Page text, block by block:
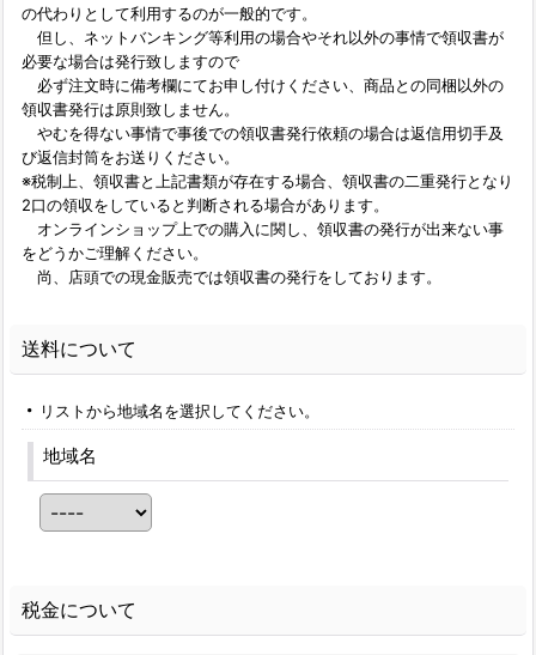
の代わりとして利用するのが一般的です。
但し、ネットバンキング等利用の場合やそれ以外の事情で領収書が
必要な場合は発行致しますので
必ず注文時に備考欄にてお申し付けください、商品との同梱以外の
領収書発行は原則致しません。
やむを得ない事情で事後での領収書発行依頼の場合は返信用切手及
び返信封筒をお送りください。
※税制上、領収書と上記書類が存在する場合、領収書の二重発行となり
2口の領収をしていると判断される場合があります。
オンラインショップ上での購入に関し、領収書の発行が出来ない事
をどうかご理解ください。
尚、店頭での現金販売では領収書の発行をしております。
送料について
リストから地域名を選択してください。
地域名
税金について